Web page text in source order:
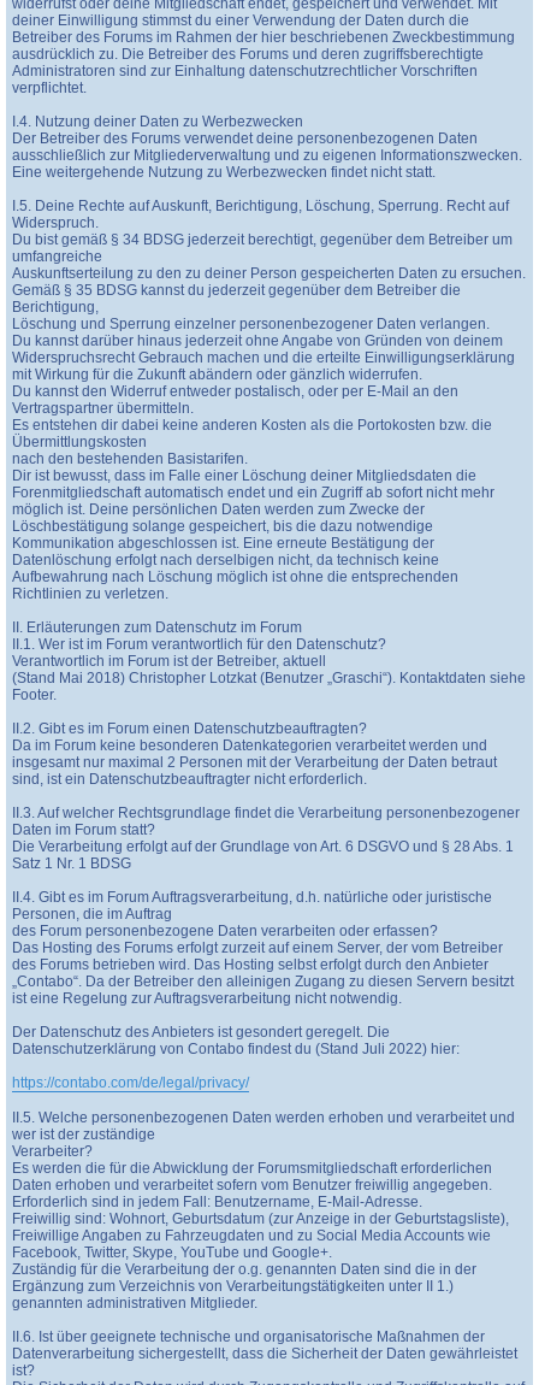
widerrufst oder deine Mitgliedschaft endet, gespeichert und verwendet. Mit
deiner Einwilligung stimmst du einer Verwendung der Daten durch die
Betreiber des Forums im Rahmen der hier beschriebenen Zweckbestimmung
ausdrücklich zu. Die Betreiber des Forums und deren zugriffsberechtigte
Administratoren sind zur Einhaltung datenschutzrechtlicher Vorschriften
verpflichtet.
I.4. Nutzung deiner Daten zu Werbezwecken
Der Betreiber des Forums verwendet deine personenbezogenen Daten
ausschließlich zur Mitgliederverwaltung und zu eigenen Informationszwecken.
Eine weitergehende Nutzung zu Werbezwecken findet nicht statt.
I.5. Deine Rechte auf Auskunft, Berichtigung, Löschung, Sperrung. Recht auf
Widerspruch.
Du bist gemäß § 34 BDSG jederzeit berechtigt, gegenüber dem Betreiber um
umfangreiche
Auskunftserteilung zu den zu deiner Person gespeicherten Daten zu ersuchen.
Gemäß § 35 BDSG kannst du jederzeit gegenüber dem Betreiber die
Berichtigung,
Löschung und Sperrung einzelner personenbezogener Daten verlangen.
Du kannst darüber hinaus jederzeit ohne Angabe von Gründen von deinem
Widerspruchsrecht Gebrauch machen und die erteilte Einwilligungserklärung
mit Wirkung für die Zukunft abändern oder gänzlich widerrufen.
Du kannst den Widerruf entweder postalisch, oder per E-Mail an den
Vertragspartner übermitteln.
Es entstehen dir dabei keine anderen Kosten als die Portokosten bzw. die
Übermittlungskosten
nach den bestehenden Basistarifen.
Dir ist bewusst, dass im Falle einer Löschung deiner Mitgliedsdaten die
Forenmitgliedschaft automatisch endet und ein Zugriff ab sofort nicht mehr
möglich ist. Deine persönlichen Daten werden zum Zwecke der
Löschbestätigung solange gespeichert, bis die dazu notwendige
Kommunikation abgeschlossen ist. Eine erneute Bestätigung der
Datenlöschung erfolgt nach derselbigen nicht, da technisch keine
Aufbewahrung nach Löschung möglich ist ohne die entsprechenden
Richtlinien zu verletzen.
II. Erläuterungen zum Datenschutz im Forum
II.1. Wer ist im Forum verantwortlich für den Datenschutz?
Verantwortlich im Forum ist der Betreiber, aktuell
(Stand Mai 2018) Christopher Lotzkat (Benutzer „Graschi“). Kontaktdaten siehe
Footer.
II.2. Gibt es im Forum einen Datenschutzbeauftragten?
Da im Forum keine besonderen Datenkategorien verarbeitet werden und
insgesamt nur maximal 2 Personen mit der Verarbeitung der Daten betraut
sind, ist ein Datenschutzbeauftragter nicht erforderlich.
II.3. Auf welcher Rechtsgrundlage findet die Verarbeitung personenbezogener
Daten im Forum statt?
Die Verarbeitung erfolgt auf der Grundlage von Art. 6 DSGVO und § 28 Abs. 1
Satz 1 Nr. 1 BDSG
II.4. Gibt es im Forum Auftragsverarbeitung, d.h. natürliche oder juristische
Personen, die im Auftrag
des Forum personenbezogene Daten verarbeiten oder erfassen?
Das Hosting des Forums erfolgt zurzeit auf einem Server, der vom Betreiber
des Forums betrieben wird. Das Hosting selbst erfolgt durch den Anbieter
„Contabo“. Da der Betreiber den alleinigen Zugang zu diesen Servern besitzt
ist eine Regelung zur Auftragsverarbeitung nicht notwendig.
Der Datenschutz des Anbieters ist gesondert geregelt. Die
Datenschutzerklärung von Contabo findest du (Stand Juli 2022) hier:
https://contabo.com/de/legal/privacy/
II.5. Welche personenbezogenen Daten werden erhoben und verarbeitet und
wer ist der zuständige
Verarbeiter?
Es werden die für die Abwicklung der Forumsmitgliedschaft erforderlichen
Daten erhoben und verarbeitet sofern vom Benutzer freiwillig angegeben.
Erforderlich sind in jedem Fall: Benutzername, E-Mail-Adresse.
Freiwillig sind: Wohnort, Geburtsdatum (zur Anzeige in der Geburtstagsliste),
Freiwillige Angaben zu Fahrzeugdaten und zu Social Media Accounts wie
Facebook, Twitter, Skype, YouTube und Google+.
Zuständig für die Verarbeitung der o.g. genannten Daten sind die in der
Ergänzung zum Verzeichnis von Verarbeitungstätigkeiten unter II 1.)
genannten administrativen Mitglieder.
II.6. Ist über geeignete technische und organisatorische Maßnahmen der
Datenverarbeitung sichergestellt, dass die Sicherheit der Daten gewährleistet
ist?